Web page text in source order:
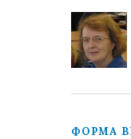
ФОРМА